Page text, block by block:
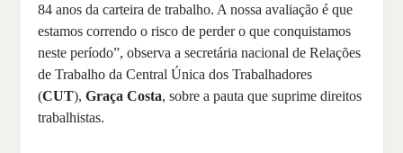
84 anos da carteira de trabalho. A nossa avaliação é que
estamos correndo o risco de perder o que conquistamos
neste período”, observa a secretária nacional de Relações
de Trabalho da Central Única dos Trabalhadores
(CUT),Graça Costa, sobre a pauta que suprime direitos
trabalhistas.